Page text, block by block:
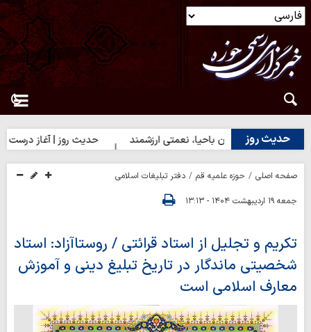
حدیث روز
روز | دختران باحیا، نعمتی ارزشمند حدیث روز | آغاز درست کارها
صفحه اصلی حوزه علمیه قم
دفتر تبلیغات اسلامی
جمعه ۱۹ اردیبهشت ۱۴۰۴ - ۱۳:۱۳
تکریم و تجلیل از استاد قرائتی / روستاآزاد: استاد
شخصیتی ماندگار در تاریخ تبلیغ دینی و آموزش
معارف اسلامی است